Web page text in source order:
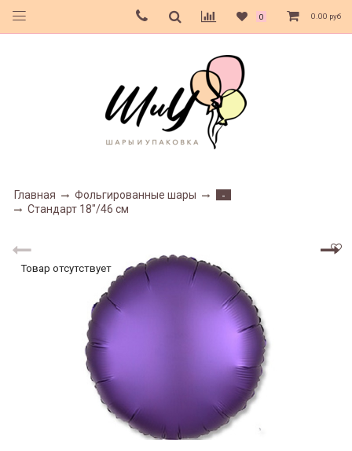
0 0.00 руб
Главная Фольгированные шары
-
Стандарт 18"/46 см
Товар отсутствует